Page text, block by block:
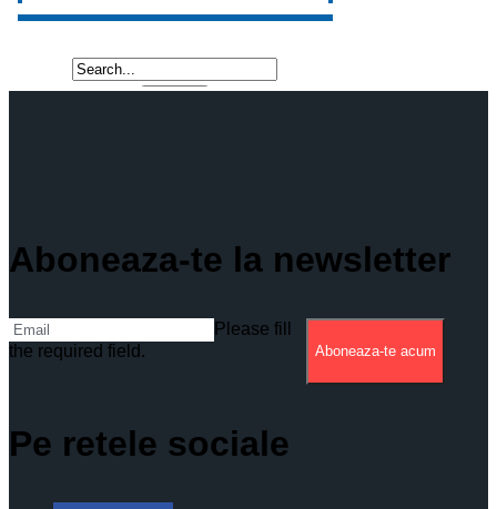
Aboneaza-te la newsletter
Please fill
the required field.
Aboneaza-te acum
Pe retele sociale